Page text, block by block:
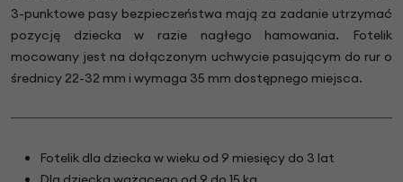
3-punktowe pasy bezpieczeństwa mają za zadanie utrzymać
pozycję dziecka w razie nagłego hamowania. Fotelik
mocowany jest na dołączonym uchwycie pasującym do rur o
średnicy 22-32 mm i wymaga 35 mm dostępnego miejsca.
Fotelik dla dziecka w wieku od 9 miesięcy do 3 lat